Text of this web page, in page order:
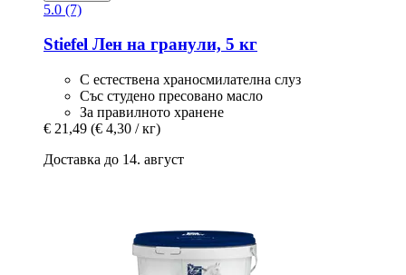
5.0 (7)
Stiefel Лен на гранули, 5 кг
С естествена храносмилателна слуз
Със студено пресовано масло
За правилното хранене
€ 21,49 (€ 4,30 / кг)
Доставка до 14. август